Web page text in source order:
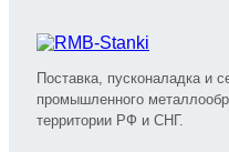
Поставка, пусконаладка и
промышленного
территории РФ и СНГ.